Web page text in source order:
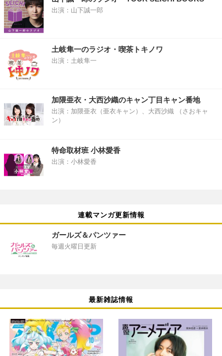
出演：山下誠一郎
土岐隼一のラジオ・喫茶トキノワ
出演：土岐隼一
加隈亜衣・大西沙織のキャン丁目キャン番地
出演：加隈亜衣（亜衣キャン）、大西沙織 （さおキャ
ン）
特命取材班 小林愛香
出演：小林愛香
連載マンガ更新情報
ガールズ＆パンツァー
毎週火曜日更新
最新雑誌情報